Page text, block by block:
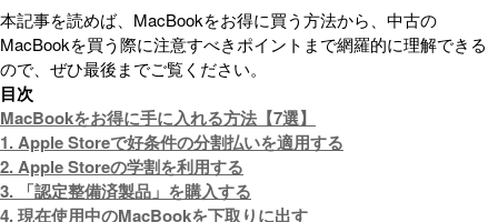
本記事を読めば、MacBookをお得に買う方法から、中古の
MacBookを買う際に注意すべきポイントまで網羅的に理解できる
ので、ぜひ最後までご覧ください。
目次
MacBookをお得に手に入れる方法【7選】
1. Apple Storeで好条件の分割払いを適用する
2. Apple Storeの学割を利用する
3. 「認定整備済製品」を購入する
4. 現在使用中のMacBookを下取りに出す